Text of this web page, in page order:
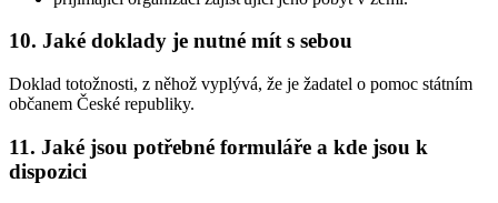
10. Jaké doklady je nutné mít s sebou
Doklad totožnosti, z něhož vyplývá, že je žadatel o pomoc státním
občanem České republiky.
11. Jaké jsou potřebné formuláře a kde jsou k
dispozici